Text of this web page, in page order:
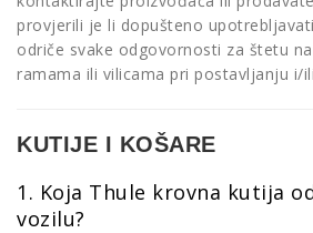
provjerili je li dopušteno
odriče svake odgovornosti za štetu
ramama ili vilicama pri postavljanju i/
KUTIJE I KOŠARE
1. Koja Thule krovna kutija
vozilu?